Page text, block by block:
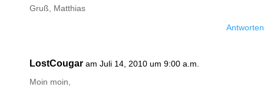
Gruß, Matthias
Antworten
LostCougar am Juli 14, 2010 um 9:00 a.m.
Moin moin,